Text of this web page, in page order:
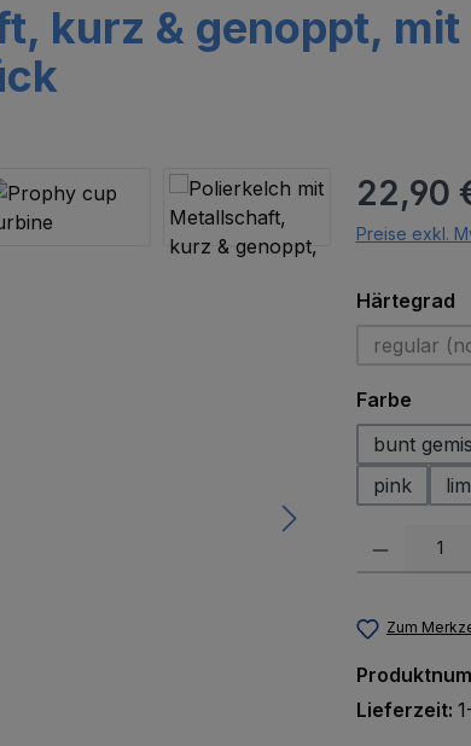
kurz & genoppt, mit
Regulärer
22,90
Preise exkl.
Härtegrad
regular
Farbe
bunt
pink
Produkt
Zum
Lieferzeit: